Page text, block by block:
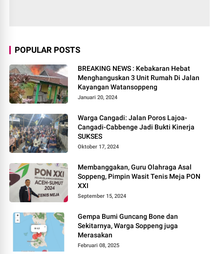
POPULAR POSTS
BREAKING NEWS : Kebakaran Hebat
Menghanguskan 3 Unit Rumah Di Jalan
Kayangan Watansoppeng
Januari 20, 2024
Warga Cangadi: Jalan Poros Lajoa-
Cangadi-Cabbenge Jadi Bukti Kinerja
SUKSES
Oktober 17, 2024
Membanggakan, Guru Olahraga Asal
Soppeng, Pimpin Wasit Tenis Meja PON
XXI
September 15, 2024
Gempa Bumi Guncang Bone dan
Sekitarnya, Warga Soppeng juga
Merasakan
Februari 08, 2025